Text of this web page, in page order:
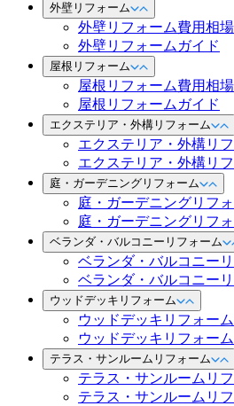
外壁リフォーム
外壁リフォーム費用相場
外壁リフォームガイド
屋根リフォーム
屋根リフォーム費用相場
屋根リフォームガイド
エクステリア・外構リフォーム
エクステリア・外構リ
エクステリア・外構リ
庭・ガーデニングリフォーム
庭・ガーデニングリフ
庭・ガーデニングリフ
ベランダ・バルコニーリフォーム
ベランダ・バルコニー
ベランダ・バルコニー
ウッドデッキリフォーム
ウッドデッキリフォー
ウッドデッキリフォー
テラス・サンルームリフォーム
テラス・サンルームリ
テラス・サンルームリ